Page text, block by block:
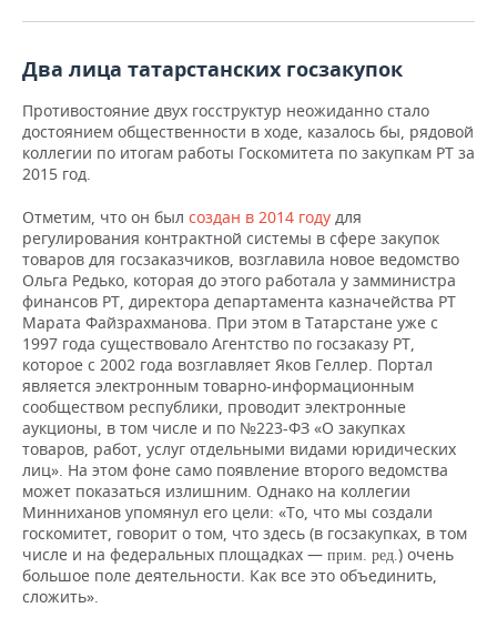
ФИГУРНОЕ КАТАНИЕ
ХОККЕЙ С МЯЧОМ
МЕДИЦИНА
ПРОИСШЕСТВИЯ
Два лица татарстанских госзакупок
Противостояние двух госструктур неожиданно стало
достоянием общественности в ходе, казалось бы, рядовой
коллегии по итогам работы Госкомитета по закупкам РТ за
2015 год.
Отметим, что он был создан в 2014 году для
регулирования контрактной системы в сфере закупок
товаров для госзаказчиков, возглавила новое ведомство
Ольга Редько, которая до этого работала у замминистра
финансов РТ, директора департамента казначейства РТ
Марата Файзрахманова. При этом в Татарстане уже с
1997 года существовало Агентство по госзаказу РТ,
которое с 2002 года возглавляет Яков Геллер. Портал
является электронным товарно-информационным
сообществом республики, проводит электронные
аукционы, в том числе и по №223-ФЗ «О закупках
товаров, работ, услуг отдельными видами юридических
лиц». На этом фоне само появление второго ведомства
может показаться излишним. Однако на коллегии
Минниханов упомянул его цели: «То, что мы создали
госкомитет, говорит о том, что здесь (в госзакупках, в том
числе и на федеральных площадках — прим. ред.) очень
большое поле деятельности. Как все это объединить,
сложить».